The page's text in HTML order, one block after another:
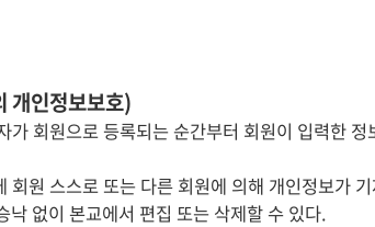
개인정보보호)
회원으로 등록되는 순간부터 회원이 입력한 정
원 스스로 또는 다른 회원에 의해 개인정보가
낙 없이 본교에서 편집 또는 삭제할 수 있다.